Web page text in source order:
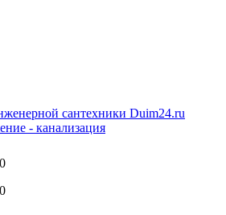
- канализация